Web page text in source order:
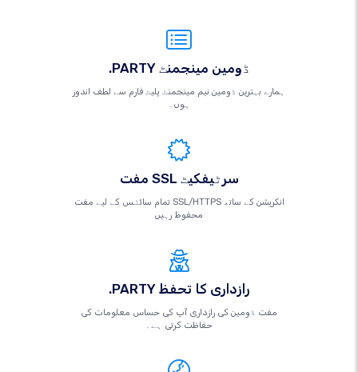
.PARTY ڈومین مینجمنٹ
ہمارے بہترین ڈومین نیم مینجمنٹ پلیٹ فارم سے لطف اندوز
ہوں۔
مفت SSL سرٹیفکیٹ
تمام سائٹس کے لیے مفت SSL/HTTPS انکرپشن کے ساتھ
محفوظ رہیں
.PARTY رازداری کا تحفظ
مفت ڈومین کی رازداری آپ کی حساس معلومات کی
حفاظت کرتی ہے۔